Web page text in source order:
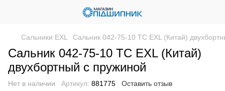
Сальники EXL Сальник 042-75-10 TC EXL (Китай)
Сальник 042-75-10 TC EXL (Китай)
двухбортный с пружиной
Нет в наличии Артикул: 881775 Оставить отзыв